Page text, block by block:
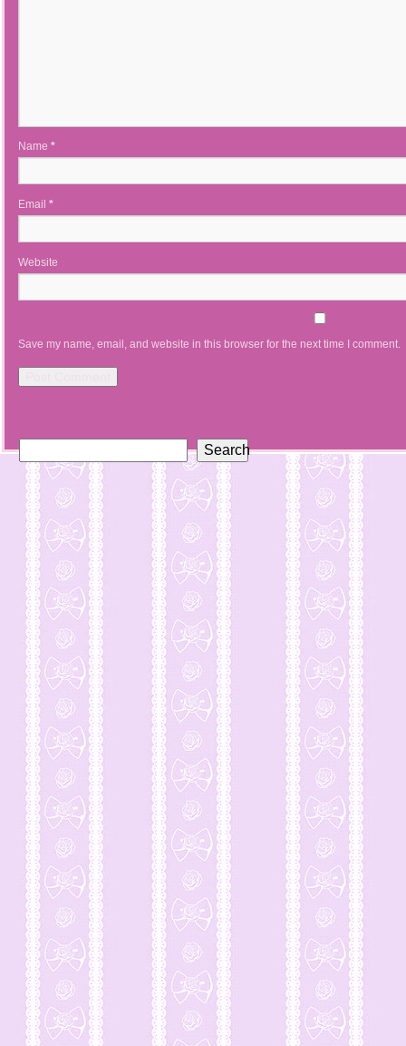
Name *
Email *
Website
Save my name, email, and website in this browser for the next time I comment.
Search